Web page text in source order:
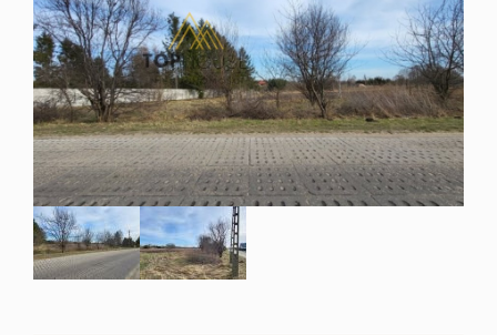
i
Meble